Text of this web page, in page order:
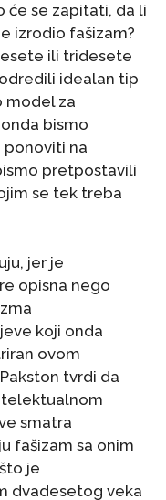
će se zapitati, da li
izrodio fašizam?
ili tridesete
idealan tip
model za
bismo
ponoviti na
pretpostavili
se tek treba
jer je
opisna nego
koji onda
ovom
tvrdi da
smatra
fašizam sa onim
je
dvadesetog veka